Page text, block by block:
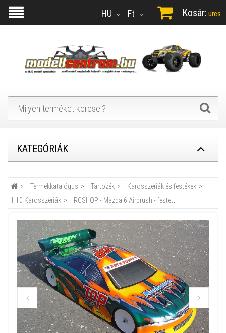
Ft
HU Kosár: üres
KATEGÓRIÁK
Termékkatalógus Tartozék
Karosszériák és festékek
1:10 Karosszériák
RCSHOP - Mazda 6 Airbrush - festett